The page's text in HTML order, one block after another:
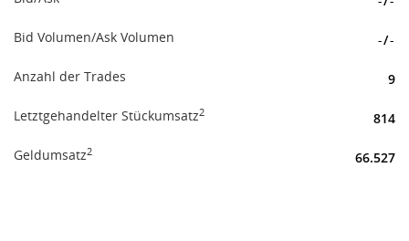
Bid Volumen/Ask Volumen -/-
Anzahl der Trades 9
Letztgehandelter Stückumsatz2 814
Geldumsatz2 66.527